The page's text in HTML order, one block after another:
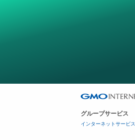
グループサービス
インターネットサービス